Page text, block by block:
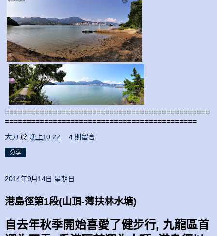
===============================================
============================================
大力 於 晚上10:22 4 則留言:
分享
2014年9月14日 星期日
港島徑第1段(山頂-薄扶林水塘)
自去年秋季開始喜愛了健步行, 九龍區首